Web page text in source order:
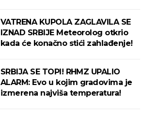
VATRENA KUPOLA ZAGLAVILA SE
IZNAD SRBIJE Meteorolog otkrio
kada će konačno stići zahlađenje!
SRBIJA SE TOPI! RHMZ UPALIO
ALARM: Evo u kojim gradovima je
izmerena najviša temperatura!